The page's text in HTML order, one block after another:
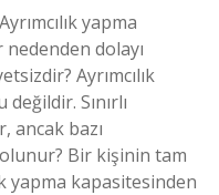
yapma
dolayı
Ayrımcılık
Sınırlı
ancak bazı
Bir kişinin tam
yapma kapasitesinden